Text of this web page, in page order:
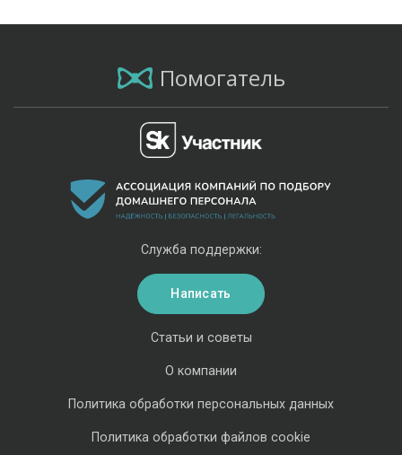
Помогатель
Статьи и советы
О компании
Политика обработки персональных данных
Политика обработки файлов cookie
Служба поддержки:
Написать